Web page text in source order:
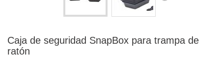
Caja de seguridad SnapBox para trampa de
ratón